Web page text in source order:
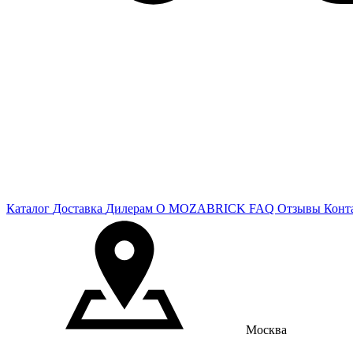
Каталог Доставка Дилерам О MOZABRICK FAQ Отзывы
Москва